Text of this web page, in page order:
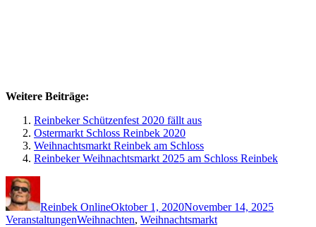
Weitere Beiträge:
Reinbeker Schützenfest 2020 fällt aus
Ostermarkt Schloss Reinbek 2020
Weihnachtsmarkt Reinbek am Schloss
Reinbeker Weihnachtsmarkt 2025 am Schloss Reinbek
Reinbek OnlineOktober 1, 2020November 14, 2025
VeranstaltungenSchlagwörter
Weihnachten, Weihnachtsmarkt